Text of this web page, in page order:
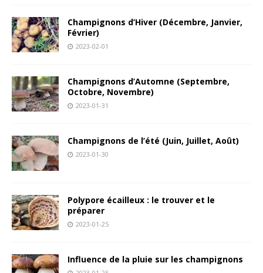
Champignons d’Hiver (Décembre, Janvier,
Février)
2023-02-01
Champignons d’Automne (Septembre,
Octobre, Novembre)
2023-01-31
Champignons de l’été (Juin, Juillet, Août)
2023-01-30
Polypore écailleux : le trouver et le
préparer
2023-01-25
Influence de la pluie sur les champignons